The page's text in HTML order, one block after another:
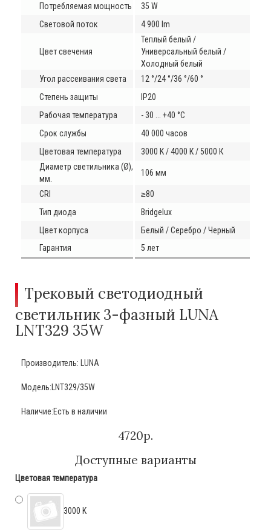
Потребляемая мощность
35 W
Световой поток
4 900 lm
Цвет свечения
Теплый белый /
Универсальный белый /
Холодный белый
Угол рассеивания света
12 °/24 °/36 °/60 °
Степень защиты
IP20
Рабочая температура
- 30 ... +40 °C
Срок службы
40 000 часов
Цветовая температура
3000 K / 4000 К / 5000 К
Диаметр светильника (Ø),
мм.
106 мм
CRI
≥80
Тип диода
Bridgelux
Цвет корпуса
Белый / Серебро / Черный
Гарантия
5 лет
Трековый светодиодный
светильник 3-фазный LUNA
LNT329 35W
Производитель: LUNA
Модель:LNT329/35W
Наличие:Есть в наличии
4720р.
Доступные варианты
Цветовая температура
3000 K